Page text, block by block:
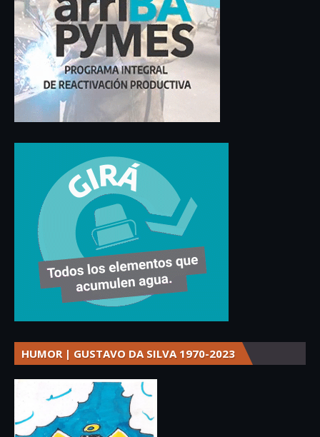
HUMOR | GUSTAVO DA SILVA 1970-2023